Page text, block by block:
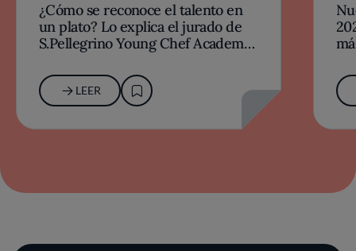
¿Cómo se reconoce el talento en
un plato? Lo explica el jurado de
S.Pellegrino Young Chef Academy
LEER